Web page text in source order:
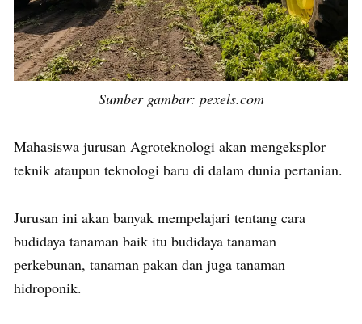
Sumber gambar: pexels.com
Mahasiswa jurusan Agroteknologi akan mengeksplor
teknik ataupun teknologi baru di dalam dunia pertanian.
Jurusan ini akan banyak mempelajari tentang cara
budidaya tanaman baik itu budidaya tanaman
perkebunan, tanaman pakan dan juga tanaman
hidroponik.